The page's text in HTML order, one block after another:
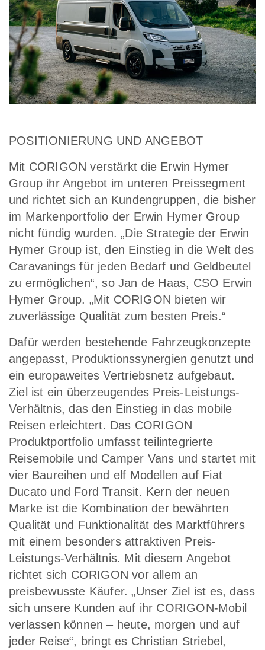
POSITIONIERUNG UND ANGEBOT
Mit CORIGON verstärkt die Erwin Hymer
Group ihr Angebot im unteren Preissegment
und richtet sich an Kundengruppen, die bisher
im Markenportfolio der Erwin Hymer Group
nicht fündig wurden. „Die Strategie der Erwin
Hymer Group ist, den Einstieg in die Welt des
Caravanings für jeden Bedarf und Geldbeutel
zu ermöglichen“, so Jan de Haas, CSO Erwin
Hymer Group. „Mit CORIGON bieten wir
zuverlässige Qualität zum besten Preis.“
Dafür werden bestehende Fahrzeugkonzepte
angepasst, Produktionssynergien genutzt und
ein europaweites Vertriebsnetz aufgebaut.
Ziel ist ein überzeugendes Preis-Leistungs-
Verhältnis, das den Einstieg in das mobile
Reisen erleichtert. Das CORIGON
Produktportfolio umfasst teilintegrierte
Reisemobile und Camper Vans und startet mit
vier Baureihen und elf Modellen auf Fiat
Ducato und Ford Transit. Kern der neuen
Marke ist die Kombination der bewährten
Qualität und Funktionalität des Marktführers
mit einem besonders attraktiven Preis-
Leistungs-Verhältnis. Mit diesem Angebot
richtet sich CORIGON vor allem an
preisbewusste Käufer.„Unser Ziel ist es, dass
sich unsere Kunden auf ihr CORIGON-Mobil
verlassen können – heute, morgen und auf
jeder Reise“, bringt es Christian Striebel,